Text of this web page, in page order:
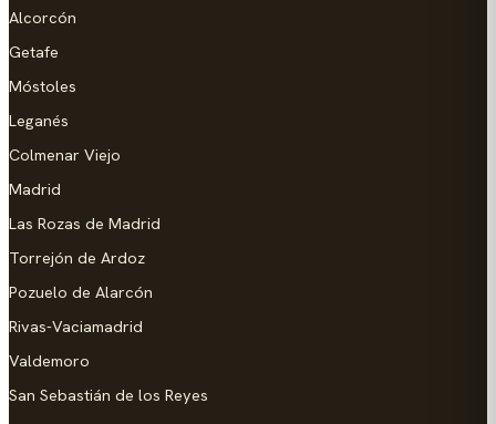
Alcorcón
Getafe
Móstoles
Leganés
Colmenar Viejo
Madrid
Las Rozas de Madrid
Torrejón de Ardoz
Pozuelo de Alarcón
Rivas-Vaciamadrid
Valdemoro
San Sebastián de los Reyes